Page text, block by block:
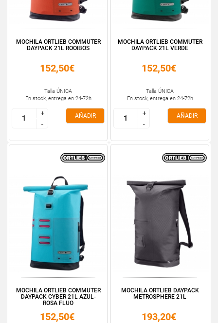
MOCHILA ORTLIEB COMMUTER
DAYPACK 21L ROOIBOS
152,50€
Talla ÚNICA
En stock, entrega en 24-72h
+
-
+
-
AÑADIR
MOCHILA ORTLIEB COMMUTER
DAYPACK 21L VERDE
152,50€
Talla ÚNICA
En stock, entrega en 24-72h
+
-
+
-
AÑADIR
MOCHILA ORTLIEB COMMUTER
DAYPACK CYBER 21L AZUL-
ROSA FLUO
152,50€
MOCHILA ORTLIEB DAYPACK
METROSPHERE 21L
193,20€